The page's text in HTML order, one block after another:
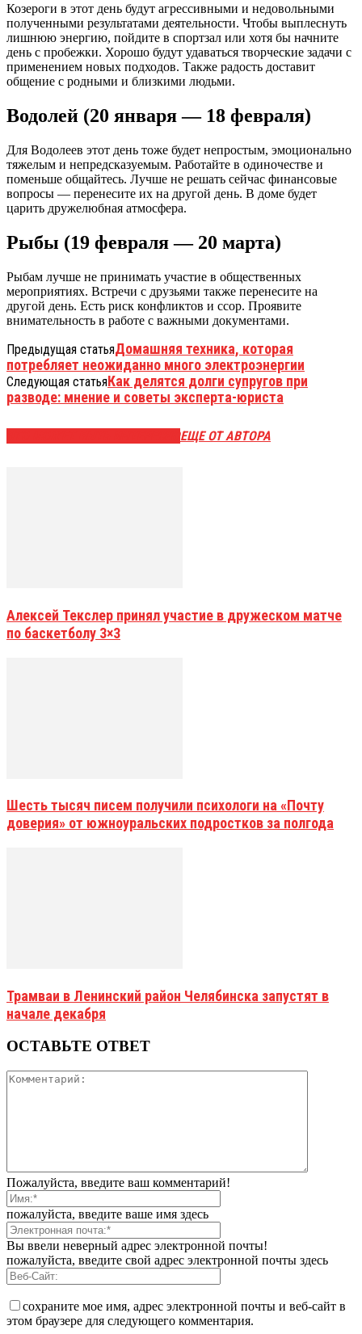
Козероги в этот день будут агрессивными и недовольными
полученными результатами деятельности. Чтобы выплеснуть
лишнюю энергию, пойдите в спортзал или хотя бы начните
день с пробежки. Хорошо будут удаваться творческие задачи с
применением новых подходов. Также радость доставит
общение с родными и близкими людьми.
Водолей (20 января — 18 февраля)
Для Водолеев этот день тоже будет непростым, эмоционально
тяжелым и непредсказуемым. Работайте в одиночестве и
поменьше общайтесь. Лучше не решать сейчас финансовые
вопросы — перенесите их на другой день. В доме будет
царить дружелюбная атмосфера.
Рыбы (19 февраля — 20 марта)
Рыбам лучше не принимать участие в общественных
мероприятиях. Встречи с друзьями также перенесите на
другой день. Есть риск конфликтов и ссор. Проявите
внимательность в работе с важными документами.
Предыдущая статьяДомашняя техника, которая
потребляет неожиданно много электроэнергии
Следующая статьяКак делятся долги супругов при
разводе: мнение и советы эксперта-юриста
ЕЩЕ ОТ АВТОРА
Алексей Текслер принял участие в дружеском матче
по баскетболу 3×3
Шесть тысяч писем получили психологи на «Почту
доверия» от южноуральских подростков за полгода
Трамваи в Ленинский район Челябинска запустят в
начале декабря
ОСТАВЬТЕ ОТВЕТ
Пожалуйста, введите ваш комментарий!
пожалуйста, введите ваше имя здесь
Вы ввели неверный адрес электронной почты!
пожалуйста, введите свой адрес электронной почты здесь
сохраните мое имя, адрес электронной почты и веб-сайт в
этом браузере для следующего комментария.